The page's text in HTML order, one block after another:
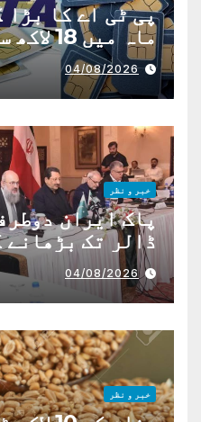
ماہ میں 18 لاکھ سے زائد سمز بلاک
04/08/2026
خبر و نظر
ڈالر تک بڑھانے
04/08/2026
خبر و نظر